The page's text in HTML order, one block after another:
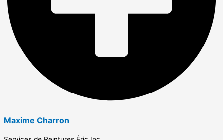
Maxime Charron